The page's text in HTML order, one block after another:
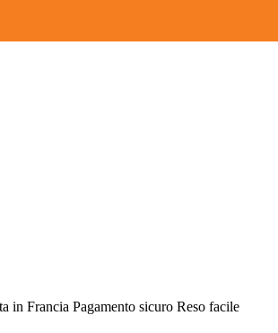
in Francia Pagamento sicuro Reso facile